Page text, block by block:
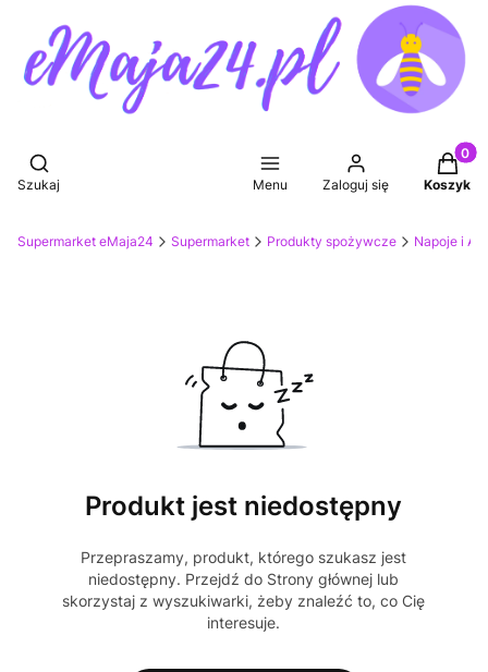
Otwórz wyszukiwarkę
Szukaj Menu Zaloguj się Koszyk
Supermarket eMaja24 Supermarket Produkty spożywcze Napoje i
Produkt jest niedostępny
Przepraszamy, produkt, którego szukasz jest
niedostępny. Przejdź do Strony głównej lub
skorzystaj z wyszukiwarki, żeby znaleźć to, co Cię
interesuje.